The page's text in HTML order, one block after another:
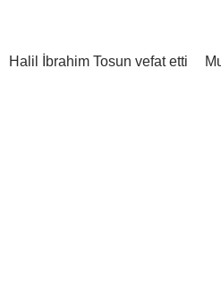
Halil İbrahim Tosun vefat etti